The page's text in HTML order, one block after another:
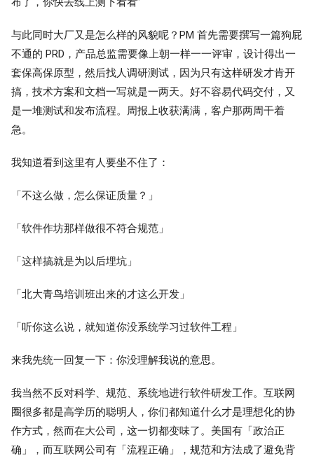
与此同时大厂又是怎么样的风貌呢？PM 首先需要撰写一篇狗屁
不通的 PRD，产品总监需要像上朝一样一一评审，设计得出一
套保高保原型，然后找人调研测试，因为只有这样研发才肯开
搞，技术方案和文档一写就是一两天。好不容易代码交付，又
是一堆测试和发布流程。周报上收获满满，客户那两周干着
急。
我知道看到这里有人要坐不住了：
「不这么做，怎么保证质量？」
「软件作坊那样做很不符合规范」
「这样搞就是为以后埋坑」
「北大青鸟培训班出来的才这么开发」
「听你这么说，就知道你没系统学习过软件工程」
来我先统一回复一下：你没理解我说的意思。
我当然不反对科学、规范、系统地进行软件研发工作。互联网
圈很多都是高学历的聪明人，你们都知道什么才是理想化的协
作方式，然而在大公司，这一切都变味了。美国有「政治正
确」，而互联网公司有「流程正确」，规范和方法成了避免背